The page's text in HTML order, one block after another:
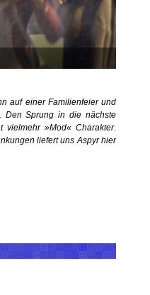
auf einer Familienfeier und
Den Sprung in die nächste
vielmehr »Mod« Charakter.
liefert uns Aspyr hier